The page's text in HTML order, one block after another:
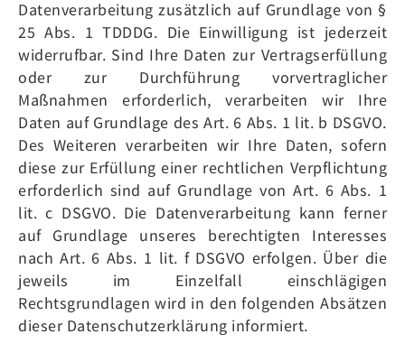
Datenverarbeitung zusätzlich auf Grundlage von §
25 Abs. 1 TDDDG. Die Einwilligung ist jederzeit
widerrufbar. Sind Ihre Daten zur Vertragserfüllung
oder zur Durchführung vorvertraglicher
Maßnahmen erforderlich, verarbeiten wir Ihre
Daten auf Grundlage des Art. 6 Abs. 1 lit. b DSGVO.
Des Weiteren verarbeiten wir Ihre Daten, sofern
diese zur Erfüllung einer rechtlichen Verpflichtung
erforderlich sind auf Grundlage von Art. 6 Abs. 1
lit. c DSGVO. Die Datenverarbeitung kann ferner
auf Grundlage unseres berechtigten Interesses
nach Art. 6 Abs. 1 lit. f DSGVO erfolgen. Über die
jeweils im Einzelfall einschlägigen
Rechtsgrundlagen wird in den folgenden Absätzen
dieser Datenschutzerklärung informiert.